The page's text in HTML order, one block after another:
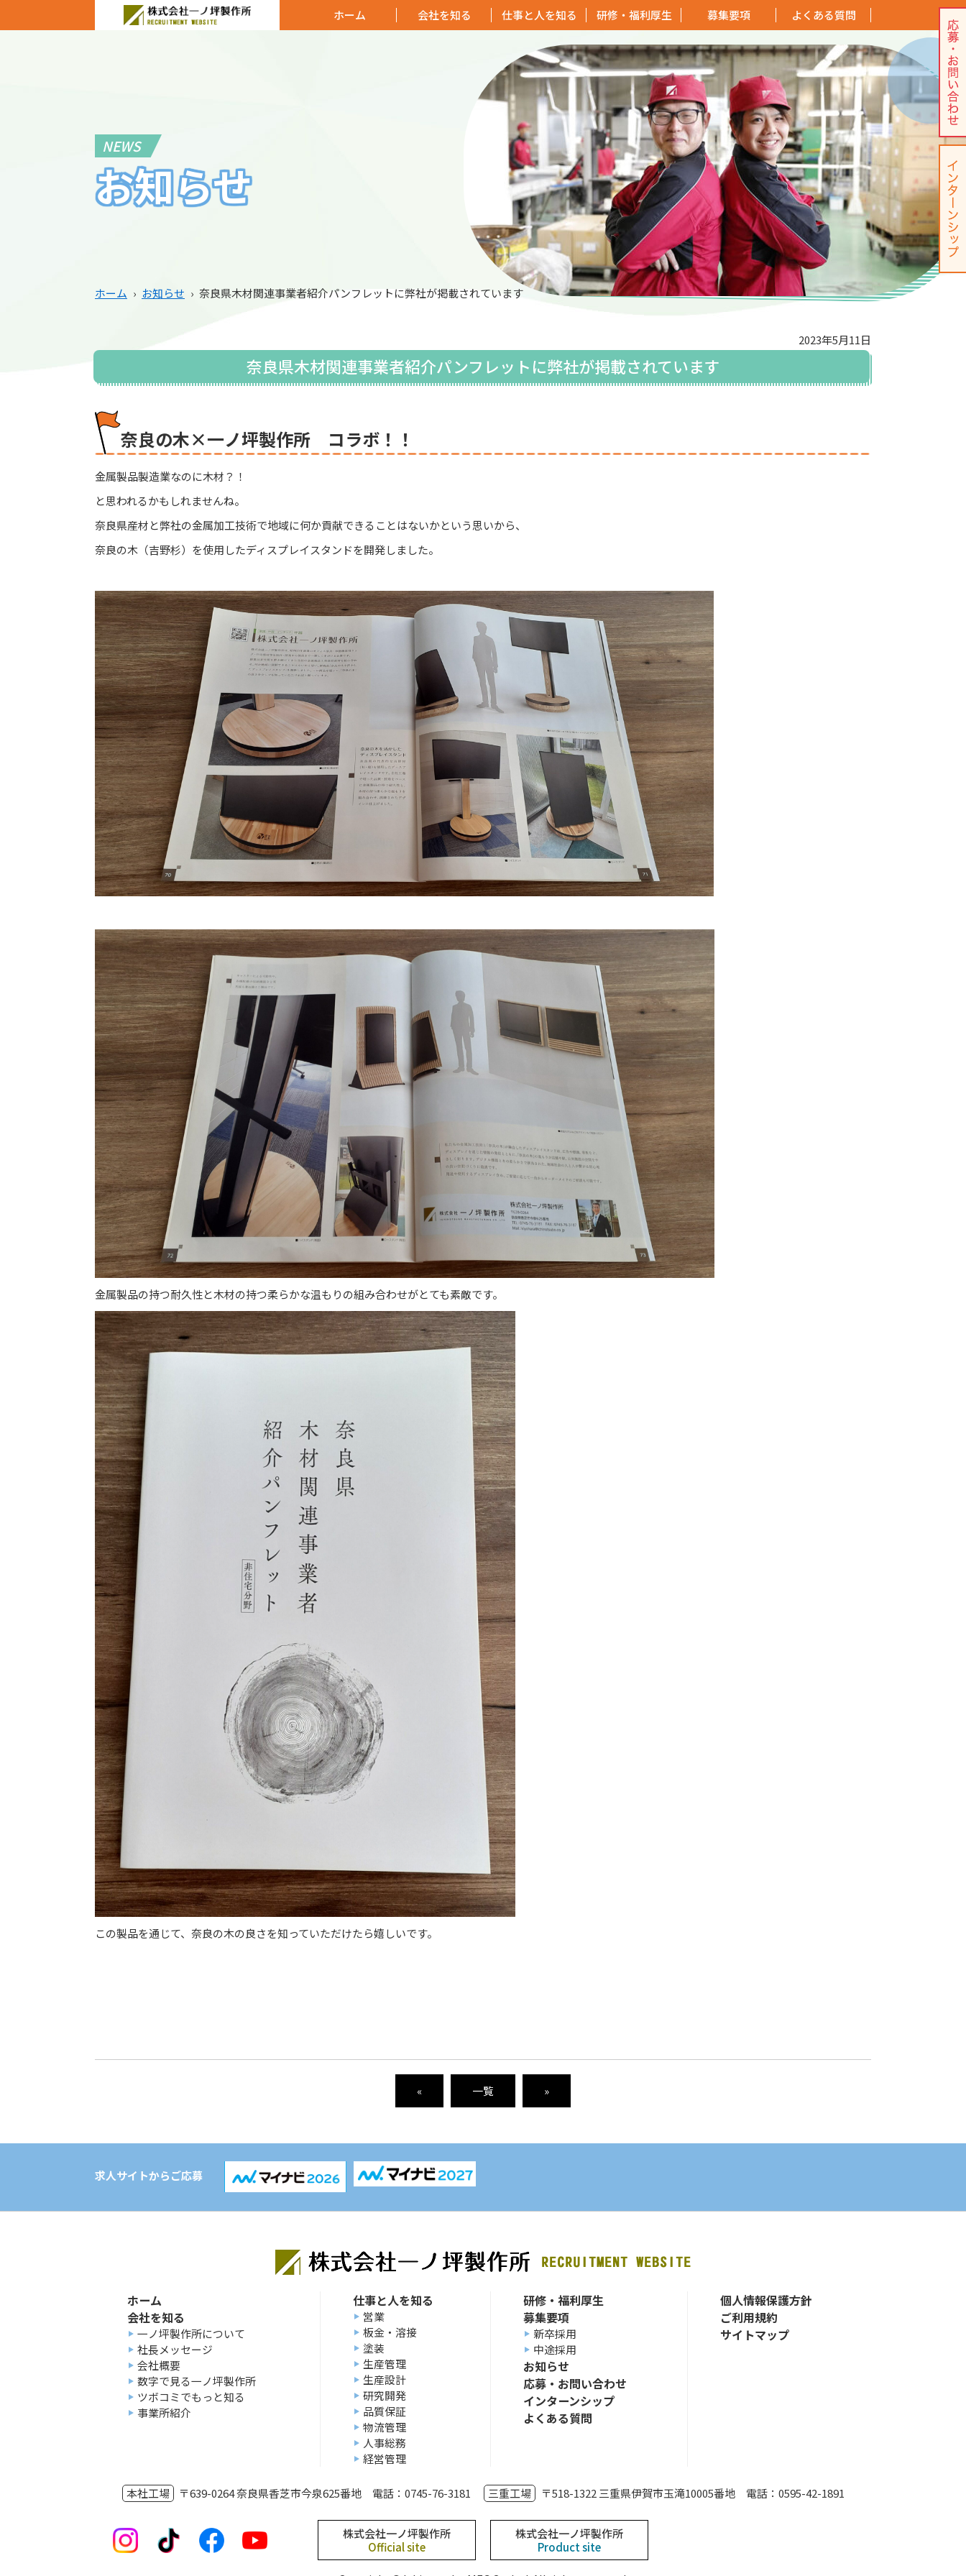
ホーム 会社を知る 仕事と人を知る 研修・福利厚生 募集要項 よくある質問
NEWS
お知らせ
ホーム › お知らせ › 奈良県木材関連事業者紹介パンフレットに弊社が掲載されています
2023年5月11日
奈良県木材関連事業者紹介パンフレットに弊社が掲載されています
奈良の木×一ノ坪製作所 コラボ！！
金属製品製造業なのに木材？！
と思われるかもしれませんね。
奈良県産材と弊社の金属加工技術で地域に何か貢献できることはないかという思いから、
奈良の木（吉野杉）を使用したディスプレイスタンドを開発しました。
金属製品の持つ耐久性と木材の持つ柔らかな温もりの組み合わせがとても素敵です。
この製品を通じて、奈良の木の良さを知っていただけたら嬉しいです。
« 一覧 »
求人サイトからご応募
ホーム
会社を知る
一ノ坪製作所について
社長メッセージ
会社概要
数字で見る一ノ坪製作所
ツボコミでもっと知る
事業所紹介
仕事と人を知る
営業
板金・溶接
塗装
生産管理
生産設計
研究開発
品質保証
物流管理
人事総務
経営管理
研修・福利厚生
募集要項
新卒採用
中途採用
お知らせ
応募・お問い合わせ
インターンシップ
よくある質問
個人情報保護方針
ご利用規約
サイトマップ
本社工場 〒639-0264 奈良県香芝市今泉625番地 電話：0745-76-3181 三重工場 〒518-1322 三重県伊賀市玉滝10005番地 電話：0595-42-1891
株式会社一ノ坪製作所
Official site
株式会社一ノ坪製作所
Product site